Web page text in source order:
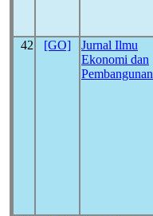
42 [GO]
Jurnal Ilmu
Ekonomi dan
Pembangunan